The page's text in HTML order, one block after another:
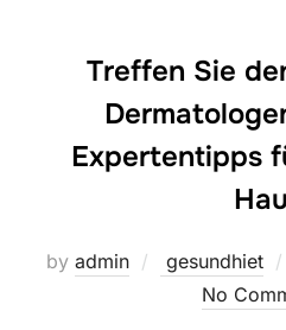
Treffen Sie
Expertentipps
by admin gesundhiet
No